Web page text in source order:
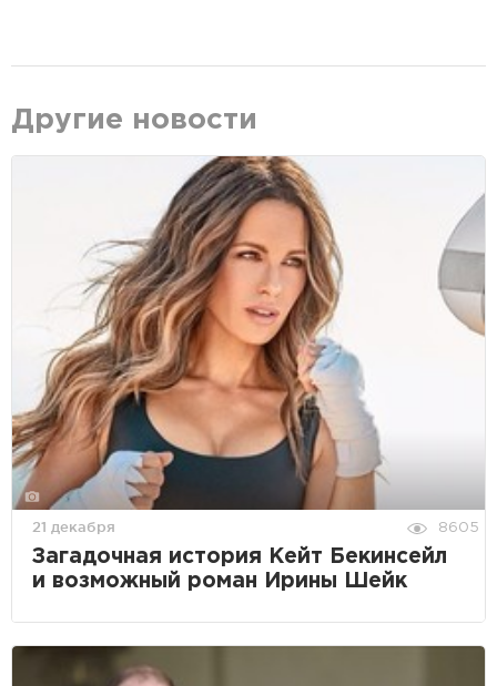
Другие новости
21 декабря 8605
Загадочная история Кейт Бекинсейл
и возможный роман Ирины Шейк